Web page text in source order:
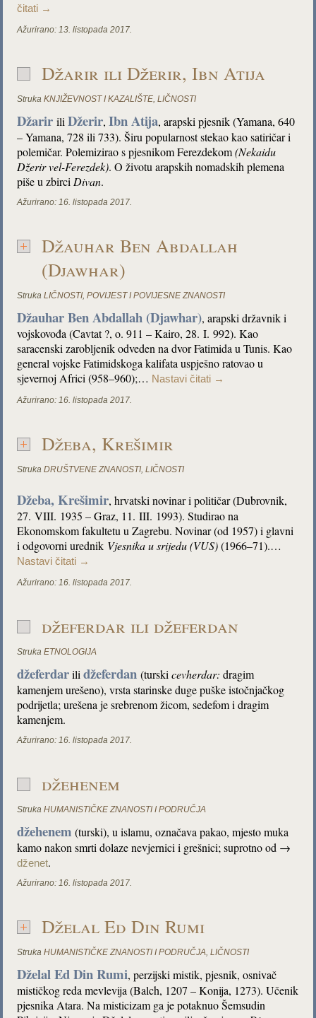
čitati →
Ažurirano: 13. listopada 2017.
Džarir ili Džerir, Ibn Atija
Struka KNJIŽEVNOST I KAZALIŠTE,LIČNOSTI
DžaririliDžerir,Ibn Atija, arapski pjesnik (Yamana, 640
– Yamana, 728 ili 733). Širu popularnost stekao kao satiričar i
polemičar. Polemizirao s pjesnikom Ferezdekom(Nekaidu
Džerir vel-Ferezdek). O životu arapskih nomadskih plemena
piše u zbirci Divan.
Ažurirano: 16. listopada 2017.
Džauhar Ben Abdallah
(Djawhar)
Struka LIČNOSTI,POVIJEST I POVIJESNE ZNANOSTI
Džauhar Ben Abdallah (Djawhar), arapski državnik i
vojskovođa (Cavtat ?, o. 911 – Kairo, 28. I. 992). Kao
saracenski zarobljenik odveden na dvor Fatimida u Tunis. Kao
general vojske Fatimidskoga kalifata uspješno ratovao u
sjevernoj Africi (958–960);… Nastavi čitati →
Ažurirano: 16. listopada 2017.
Džeba, Krešimir
Struka DRUŠTVENE ZNANOSTI,LIČNOSTI
Džeba, Krešimir, hrvatski novinar i političar (Dubrovnik,
27. VIII. 1935 – Graz, 11. III. 1993). Studirao na
Ekonomskom fakultetu u Zagrebu. Novinar (od 1957) i glavni
i odgovorni urednik Vjesnika u srijedu (VUS)(1966–71).…
Nastavi čitati →
Ažurirano: 16. listopada 2017.
džeferdar ili džeferdan
Struka ETNOLOGIJA
džeferdarilidžeferdan(turskicevherdar:dragim
kamenjem urešeno), vrsta starinske duge puške istočnjačkog
podrijetla; urešena je srebrenom žicom, sedefom i dragim
kamenjem.
Ažurirano: 16. listopada 2017.
džehenem
Struka HUMANISTIČKE ZNANOSTI I PODRUČJA
džehenem (turski), u islamu, označava pakao, mjesto muka
kamo nakon smrti dolaze nevjernici i grešnici; suprotno od →
dženet.
Ažurirano: 16. listopada 2017.
Dželal Ed Din Rumi
Struka HUMANISTIČKE ZNANOSTI I PODRUČJA,LIČNOSTI
Dželal Ed Din Rumi, perzijski mistik, pjesnik, osnivač
mističkog reda mevlevija (Balch, 1207 – Konija, 1273). Učenik
pjesnika Atara. Na misticizam ga je potaknuo Šemsudin